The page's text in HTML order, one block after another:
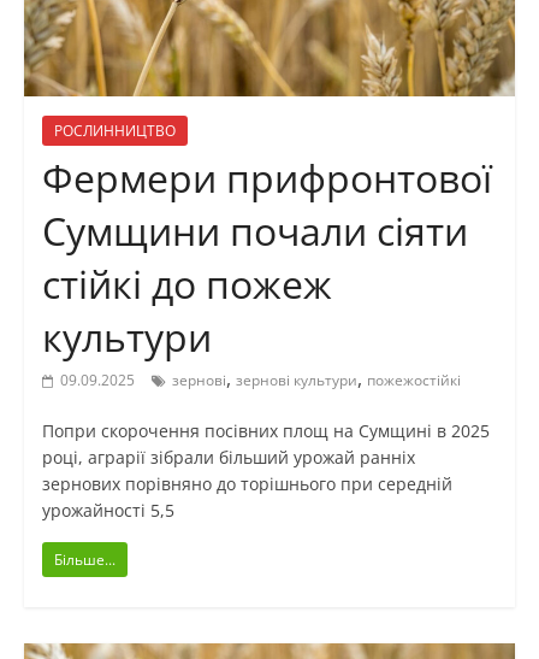
РОСЛИННИЦТВО
Фермери прифронтової
Сумщини почали сіяти
стійкі до пожеж
культури
09.09.2025 зернові, зернові культури, пожежостійкі
Попри скорочення посівних площ на Сумщині в 2025
році, аграрії зібрали більший урожай ранніх
зернових порівняно до торішнього при середній
урожайності 5,5
Більше...